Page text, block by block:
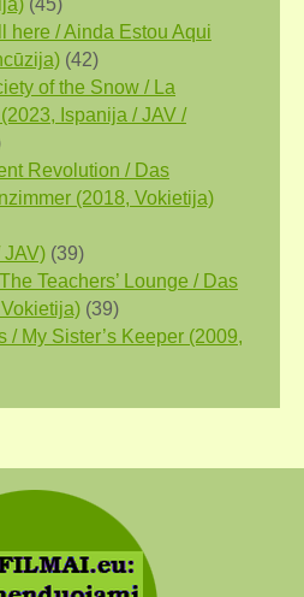
(45)
here / Ainda Estou Aqui
(42)
of the Snow / La
Ispanija / JAV /
Revolution / Das
(2018, Vokietija)
JAV) (39)
Teachers’ Lounge / Das
(39)
/ My Sister’s Keeper (2009,